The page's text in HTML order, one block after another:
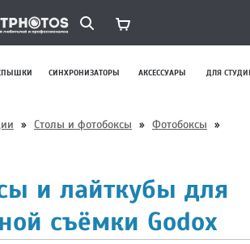
СИНХРОНИЗАТОРЫ АКСЕССУАРЫ ДЛЯ
» Столы и фотобоксы » Фотобоксы »
и лайткубы для
съёмки Godox